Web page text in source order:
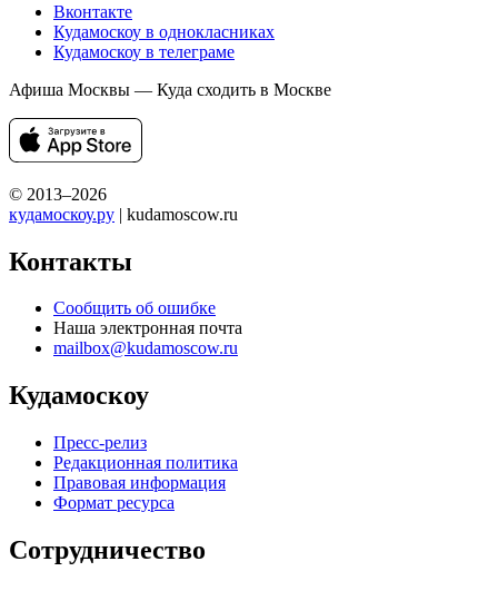
Вконтакте
Кудамоскоу в однокласниках
Кудамоскоу в телеграме
Афиша Москвы — Куда сходить в Москве
© 2013–2026
кудамоскоу.ру | kudamoscow.ru
Контакты
Сообщить об ошибке
Наша электронная почта
mailbox@kudamoscow.ru
Кудамоскоу
Пресс-релиз
Редакционная политика
Правовая информация
Формат ресурса
Сотрудничество